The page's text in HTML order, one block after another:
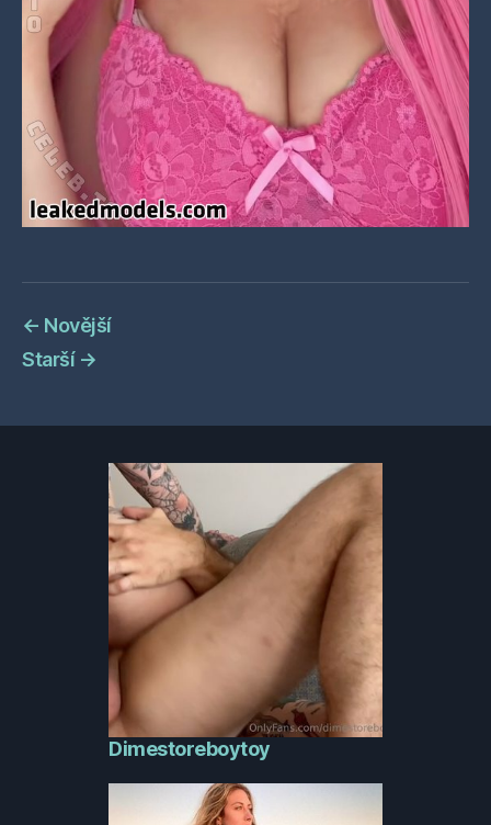
← Novější
Starší →
Dimestoreboytoy